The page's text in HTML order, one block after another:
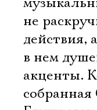
не
действия,
в нем
акценты.